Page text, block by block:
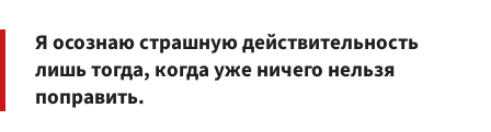
Я осознаю страшную действительность
лишь тогда, когда уже ничего нельзя
поправить.